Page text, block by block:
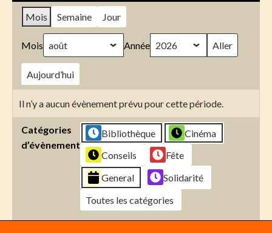
Mois Semaine Jour
Mois Année
Aujourd’hui
Il n’y a aucun évènement prévu pour cette période.
Catégories
d’évènement
Bibliothèque
Cinéma
Conseils
Fête
General
Solidarité
Toutes les catégories